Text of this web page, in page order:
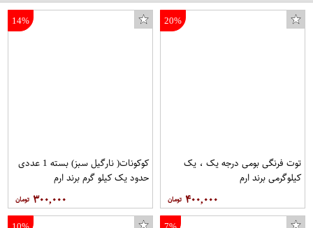
20%
توت فرنگی بومی درجه یک ، یک
کیلوگرمی برند ارم
۴۰۰,۰۰۰
14%
کوکونات( نارگیل سبز) بسته 1 عددی
حدود یک کیلو گرم برند ارم
۳۰۰,۰۰۰